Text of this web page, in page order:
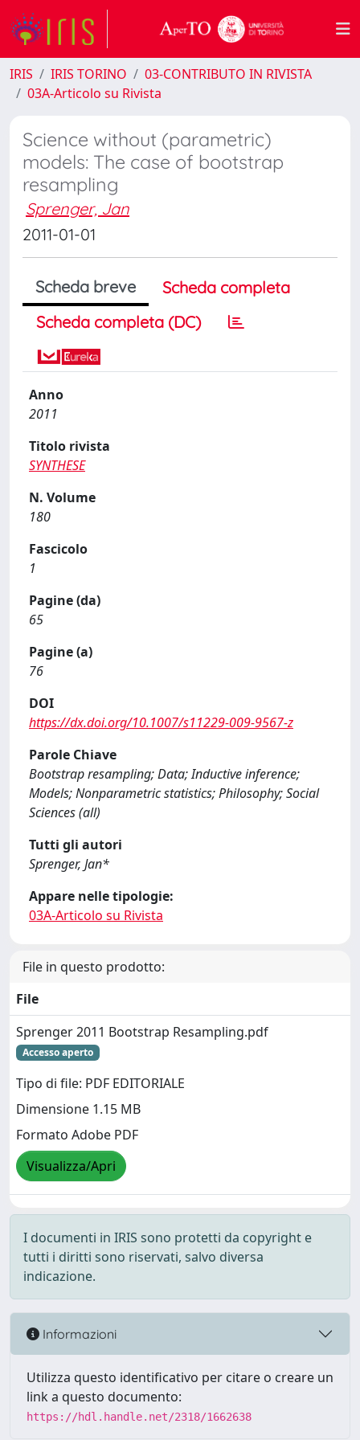
IRIS IRIS TORINO
03-CONTRIBUTO IN RIVISTA
03A-Articolo su Rivista
Science without (parametric)
models: The case of bootstrap
resampling
Sprenger, Jan
2011-01-01
Scheda breve
Scheda completa
Scheda completa (DC)
Anno
2011
Titolo rivista
SYNTHESE
N. Volume
180
Fascicolo
1
Pagine (da)
65
Pagine (a)
76
DOI
https://dx.doi.org/10.1007/s11229-009-9567-z
Parole Chiave
Bootstrap resampling; Data; Inductive inference;
Models; Nonparametric statistics; Philosophy; Social
Sciences (all)
Tutti gli autori
Sprenger, Jan*
Appare nelle tipologie:
03A-Articolo su Rivista
File in questo prodotto:
File
Sprenger 2011 Bootstrap Resampling.pdf
Accesso aperto
Tipo di file: PDF EDITORIALE
Dimensione 1.15 MB
Formato Adobe PDF
Visualizza/Apri
I documenti in IRIS sono protetti da copyright e
tutti i diritti sono riservati, salvo diversa
indicazione.
Informazioni
Utilizza questo identificativo per citare o creare un
link a questo documento:
https://hdl.handle.net/2318/1662638